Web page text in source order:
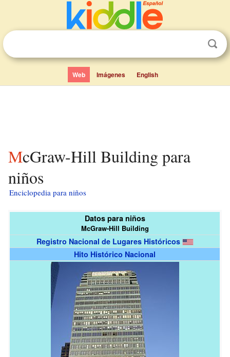
Web Imágenes English
McGraw-Hill Building para
niños
Enciclopedia para niños
Datos para niños
McGraw-Hill Building
Registro Nacional de Lugares Históricos
Hito Histórico Nacional